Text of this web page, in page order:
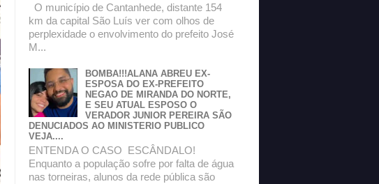
O município de Cantanhede, distante 154
km da capital São Luís ver com olhos de
perplexidade o envolvimento do prefeito José
M...
BOMBA!!!ALANA ABREU EX-
ESPOSA DO EX-PREFEITO
NEGAO DE MIRANDA DO NORTE,
E SEU ATUAL ESPOSO O
VERADOR JUNIOR PEREIRA SÃO
DENUCIADOS AO MINISTERIO PUBLICO
VEJA....
ENTENDA O CASO ESCÂNDALO!
Enquanto a população sofre por falta de água
nas torneiras, alunos da rede pública são